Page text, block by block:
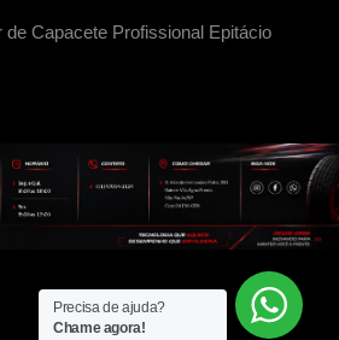
de Capacete Profissional Epitácio
Precisa de ajuda?
Chame agora!